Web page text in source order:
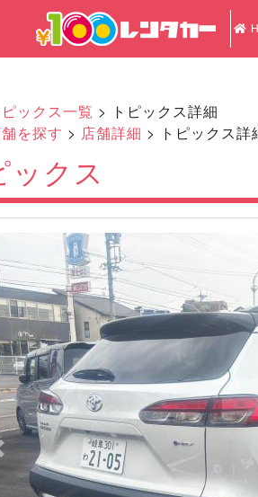
ピックス一覧 > トピックス詳細
を探す > 店舗詳細 > トピックス詳
ックス